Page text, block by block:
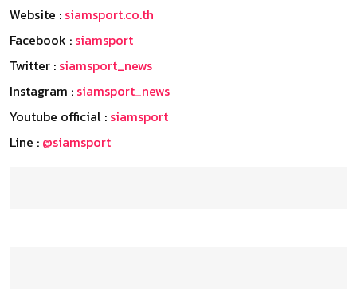
Website : siamsport.co.th
Facebook : siamsport
Twitter : siamsport_news
Instagram : siamsport_news
Youtube official : siamsport
Line : @siamsport